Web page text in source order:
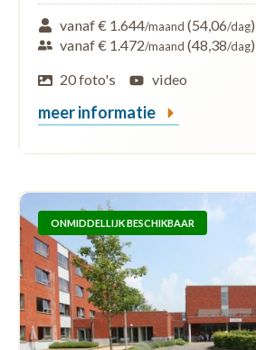
vanaf € 1.644/maand (54,06/dag)
vanaf € 1.472/maand (48,38/dag)
20 foto's
video
meer informatie
ONMIDDELLIJK BESCHIKBAAR